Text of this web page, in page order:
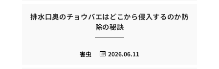
排水口奥のチョウバエはどこから侵入するのか防
除の秘訣
2026.06.11
害虫